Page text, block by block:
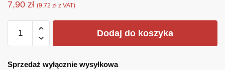
7,90 zł (9,72 zł z VAT)
BM-
Dodaj do koszyka
Sprzedaż wyłącznie wysyłkowa